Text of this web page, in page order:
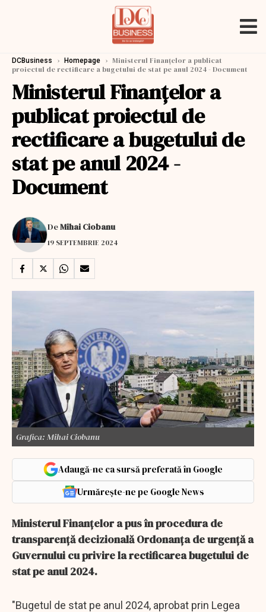
DCBusiness › Homepage › Ministerul Finanţelor a publicat
proiectul de rectificare a bugetului de stat pe anul 2024 - Document
Ministerul Finanţelor a
publicat proiectul de
rectificare a bugetului de
stat pe anul 2024 -
Document
DeMihai Ciobanu
19 SEPTEMBRIE 2024
Grafica: Mihai Ciobanu
Adaugă-ne ca sursă preferată în Google
Urmărește-ne pe Google News
Ministerul Finanţelor a pus în procedura de
transparenţă decizională Ordonanța de urgență a
Guvernului cu privire la rectificarea bugetului de
stat pe anul 2024.
"Bugetul de stat pe anul 2024, aprobat prin Legea